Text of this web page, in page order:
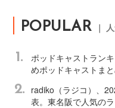
POPULAR ｜
1.
ポッドキャストラン
めポッドキャストま
2.
radiko（ラジコ）、
表。東名阪で人気の